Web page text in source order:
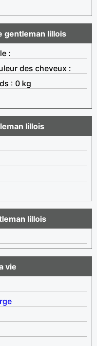
gentleman lillois
:
des cheveux :
: 0 kg
lillois
lillois
vie